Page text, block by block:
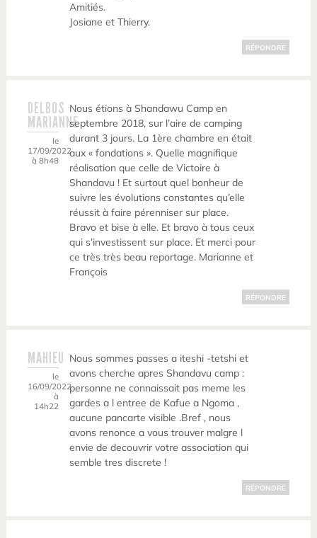
Amitiés.
Josiane et Thierry.
RÉPONDRE
DELBOS
MARIANNE
le
17/09/2022
à 8h48
Nous étions à Shandawu Camp en
septembre 2018, sur l’aire de camping
durant 3 jours. La 1ère chambre en était
aux « fondations ». Quelle magnifique
réalisation que celle de Victoire à
Shandavu ! Et surtout quel bonheur de
suivre les évolutions constantes qu’elle
réussit à faire pérenniser sur place.
Bravo et bise à elle. Et bravo à tous ceux
qui s’investissent sur place. Et merci pour
ce très très beau reportage. Marianne et
François
RÉPONDRE
MAHIEU
le
16/09/2022
à
14h22
Nous sommes passes a iteshi -tetshi et
avons cherche apres Shandavu camp :
personne ne connaissait pas meme les
gardes a l entree de Kafue a Ngoma ,
aucune pancarte visible .Bref , nous
avons renonce a vous trouver malgre l
envie de decouvrir votre association qui
semble tres discrete !
RÉPONDRE